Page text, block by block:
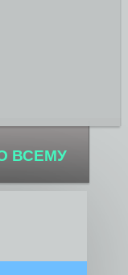
ВСЕМУ